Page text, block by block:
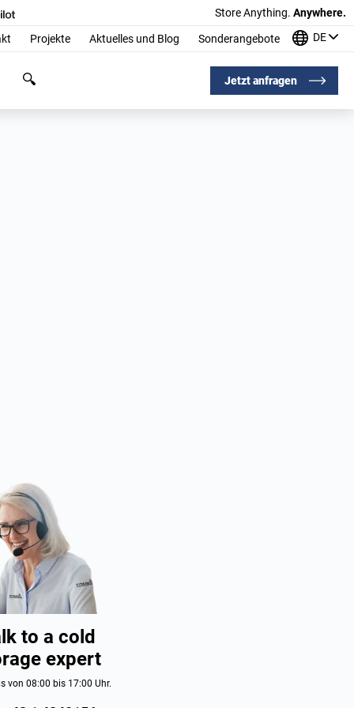
Store Anything. Anywhere.
Projekte Aktuelles und Blog Sonderangebote DE
Jetzt anfragen
to a cold
expert
von 08:00 bis 17:00 Uhr.